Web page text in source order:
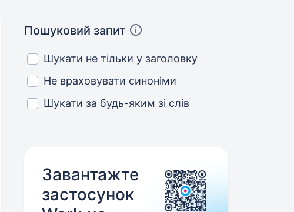
Пошуковий запит
Шукати не тільки у заголовку
Не враховувати синоніми
Шукати за будь-яким зі слів
Завантажте
застосунок